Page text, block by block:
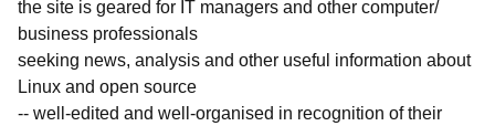
the site is geared for IT managers and other computer/
business professionals
seeking news, analysis and other useful information about
Linux and open source
-- well-edited and well-organised in recognition of their